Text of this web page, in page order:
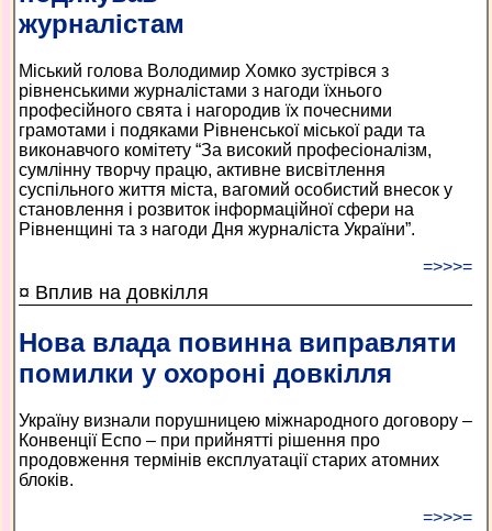
журналістам
Міський голова Володимир Хомко зустрівся з
рівненськими журналістами з нагоди їхнього
професійного свята і нагородив їх почесними
грамотами і подяками Рівненської міської ради та
виконавчого комітету “За високий професіоналізм,
сумлінну творчу працю, активне висвітлення
суспільного життя міста, вагомий особистий внесок у
становлення і розвиток інформаційної сфери на
Рівненщині та з нагоди Дня журналіста України”.
=>>>=
¤ Вплив на довкілля
Нова влада повинна виправляти
помилки у охороні довкілля
Україну визнали порушницею міжнародного договору –
Конвенції Еспо – при прийнятті рішення про
продовження термінів експлуатації старих атомних
блоків.
=>>>=